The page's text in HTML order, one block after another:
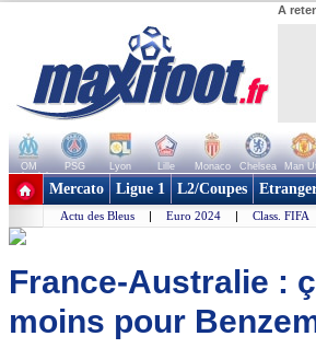
A
OM PSG Lyon Lille Monaco Chelsea Man
+ de clubs
Mercato Ligue 1 L2/Coupes
Actu des Bleus | Euro 2024 | Class. FIFA
France-Australie :
moins pour